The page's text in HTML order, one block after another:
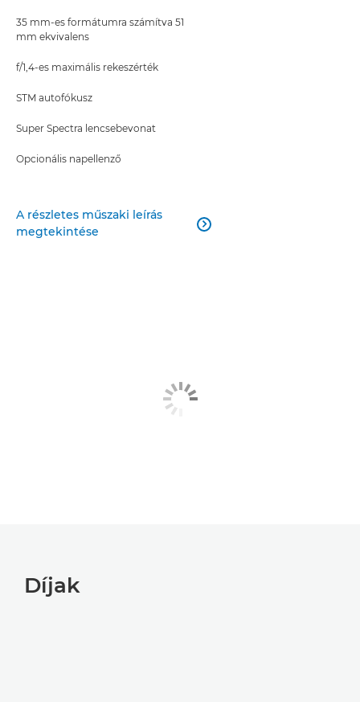
35 mm-es formátumra számítva 51
mm ekvivalens
f/1,4-es maximális rekeszérték
STM autofókusz
Super Spectra lencsebevonat
Opcionális napellenző
A részletes műszaki leírás
megtekintése

Díjak